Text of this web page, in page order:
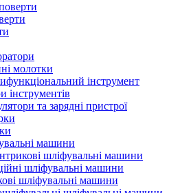
молотки
інструмент
інструментів
та зарядні пристрої
машини
шліфувальні машини
шліфувальні машини
шліфувальні машини